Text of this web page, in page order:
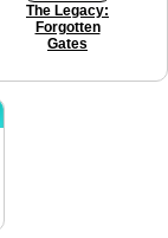
The Legacy:
Forgotten
Gates